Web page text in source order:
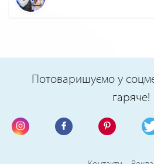
Потоваришуємо у
гаряче!